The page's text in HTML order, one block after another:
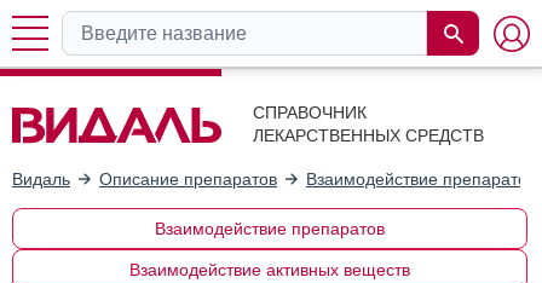
СПРАВОЧНИК
ЛЕКАРСТВЕННЫХ СРЕДСТВ
Видаль Описание препаратов Взаимодействие препаратов
Взаимодействие препаратов
Взаимодействие активных веществ